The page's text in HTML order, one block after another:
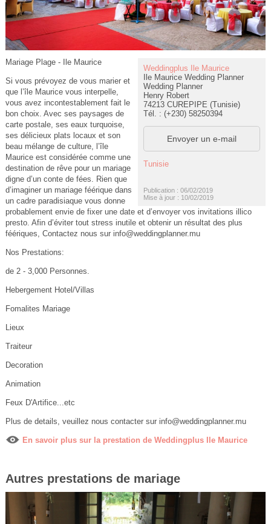
Weddingplus Ile Maurice
Ile Maurice Wedding Planner
Wedding Planner
Henry Robert
74213 CUREPIPE (Tunisie)
Tél. : (+230) 58250394
Envoyer un e-mail
Tunisie
Publication : 06/02/2019
Mise à jour : 10/02/2019
Mariage Plage - Ile Maurice
Si vous prévoyez de vous marier et
que l’île Maurice vous interpelle,
vous avez incontestablement fait le
bon choix. Avec ses paysages de
carte postale, ses eaux turquoise,
ses délicieux plats locaux et son
beau mélange de culture, l’île
Maurice est considérée comme une
destination de rêve pour un mariage
digne d’un conte de fées. Rien que
d’imaginer un mariage féérique dans
un cadre paradisiaque vous donne
probablement envie de fixer une date et d’envoyer vos invitations illico
presto. Afin d’éviter tout stress inutile et obtenir un résultat des plus
féériques, Contactez nous sur info@weddingplanner.mu
Nos Prestations:
de 2 - 3,000 Personnes.
Hebergement Hotel/Villas
Fomalites Mariage
Lieux
Traiteur
Decoration
Animation
Feux D'Artifice...etc
Plus de details, veuillez nous contacter sur info@weddingplanner.mu
En savoir plus sur la prestation de Weddingplus Ile Maurice
Autres prestations de mariage